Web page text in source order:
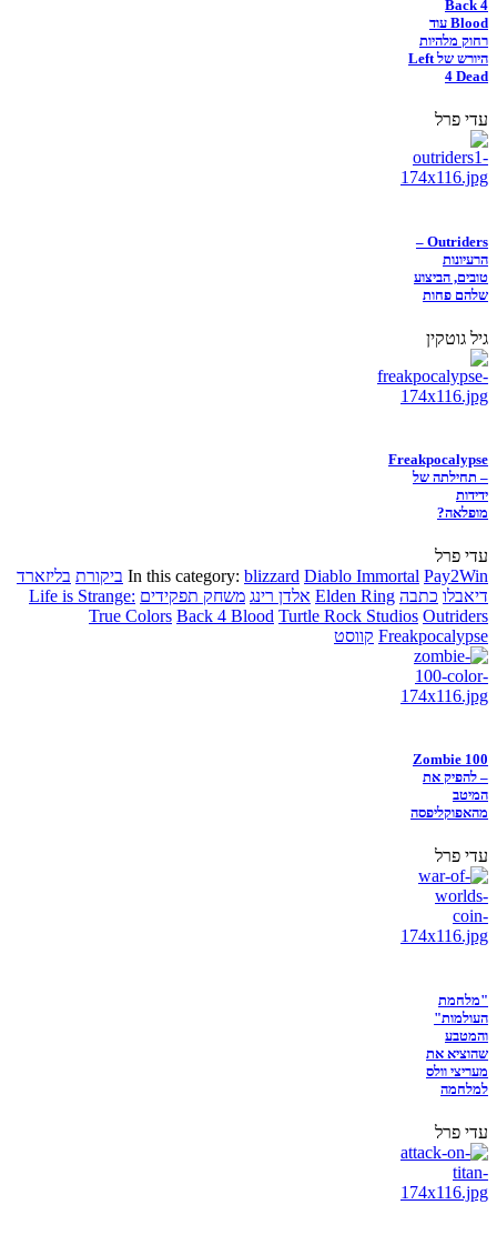
Back 4
Blood עוד
רחוק מלהיות
היורש של Left
4 Dead
עדי פרל
Outriders –
הרעיונות
טובים, הביצוע
שלהם פחות
גיל גוטקין
Freakpocalypse
– תחילתה של
ידידות
מופלאה?
עדי פרל
In this category: blizzard Diablo Immortal Pay2Win ביקורת בליזארד
דיאבלו כתבה Elden Ring אלדן רינג משחק תפקידים Life is Strange:
True Colors Back 4 Blood Turtle Rock Studios Outriders
Freakpocalypse קווסט
Zombie 100
– להפיק את
המיטב
מהאפוקליפסה
עדי פרל
"מלחמת
העולמות"
והמטבע
שהוציא את
מעריצי וולס
למלחמה
עדי פרל